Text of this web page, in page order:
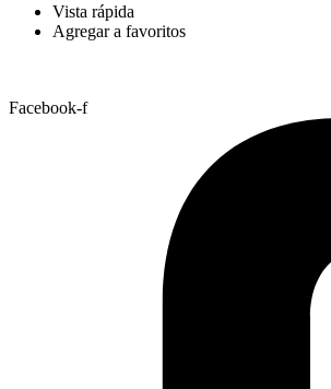
Vista rápida
Agregar a favoritos
Facebook-f